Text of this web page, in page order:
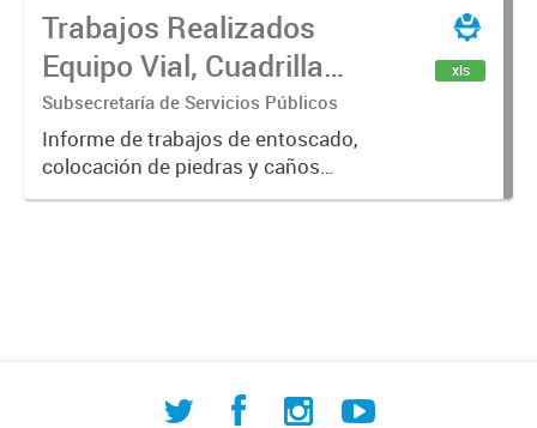
construcción, colocación de tapa
registro, reparación...
Trabajos Realizados
Equipo Vial, Cuadrilla
Bacheo, Servicio
Eléctrico - Noviembre
2021
Subsecretaría de Servicios Públicos
Informe de trabajos de entoscado,
colocación de piedras y caños
(zanjeo - cruce de calles) Informe
xls